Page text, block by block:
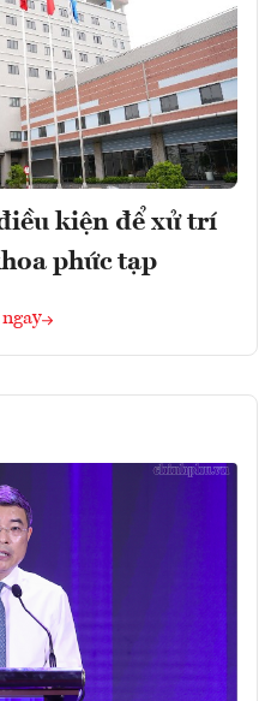
kiện để xử trí
phức tạp